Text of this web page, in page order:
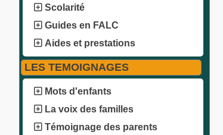
Scolarité
Guides en FALC
Aides et prestations
LES TEMOIGNAGES
Mots d'enfants
La voix des familles
Témoignage des parents